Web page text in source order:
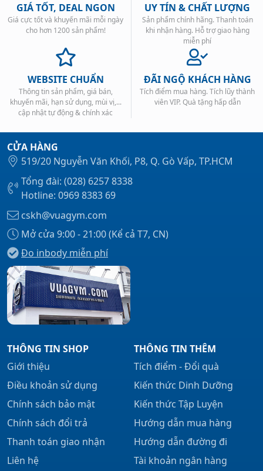
Xem tất cả →
Xem tất cả →
GIÁ TỐT, DEAL NGON
Giá cực tốt và khuyến mãi mỗi ngày
cho hơn 1200 sản phẩm!
UY TÍN & CHẤT LƯỢNG
Sản phẩm chính hãng. Thanh toán
khi nhận hàng. Hỗ trợ giao hàng
miễn phí
WEBSITE CHUẨN
Thông tin sản phẩm, giá bán,
khuyến mãi, hạn sử dụng, mùi vị,...
cập nhật tự động & chính xác
ĐÃI NGỘ KHÁCH HÀNG
Tích điểm mua hàng. Tích lũy thành
viên VIP. Quà tặng hấp dẫn
CỬA HÀNG
519/20 Nguyễn Văn Khối, P8, Q. Gò Vấp, TP.HCM
Tổng đài: (028) 6257 8338
Hotline: 0969 8383 69
cskh@vuagym.com
Mở cửa 9:00 - 21:00 (Kể cả T7, CN)
Đo inbody miễn phí
THÔNG TIN SHOP
Giới thiệu
Điều khoản sử dụng
Chính sách bảo mật
Chính sách đổi trả
Thanh toán giao nhận
Liên hệ
THÔNG TIN THÊM
Tích điểm - Đổi quà
Kiến thức Dinh Dưỡng
Kiến thức Tập Luyện
Hướng dẫn mua hàng
Hướng dẫn đường đi
Tài khoản ngân hàng